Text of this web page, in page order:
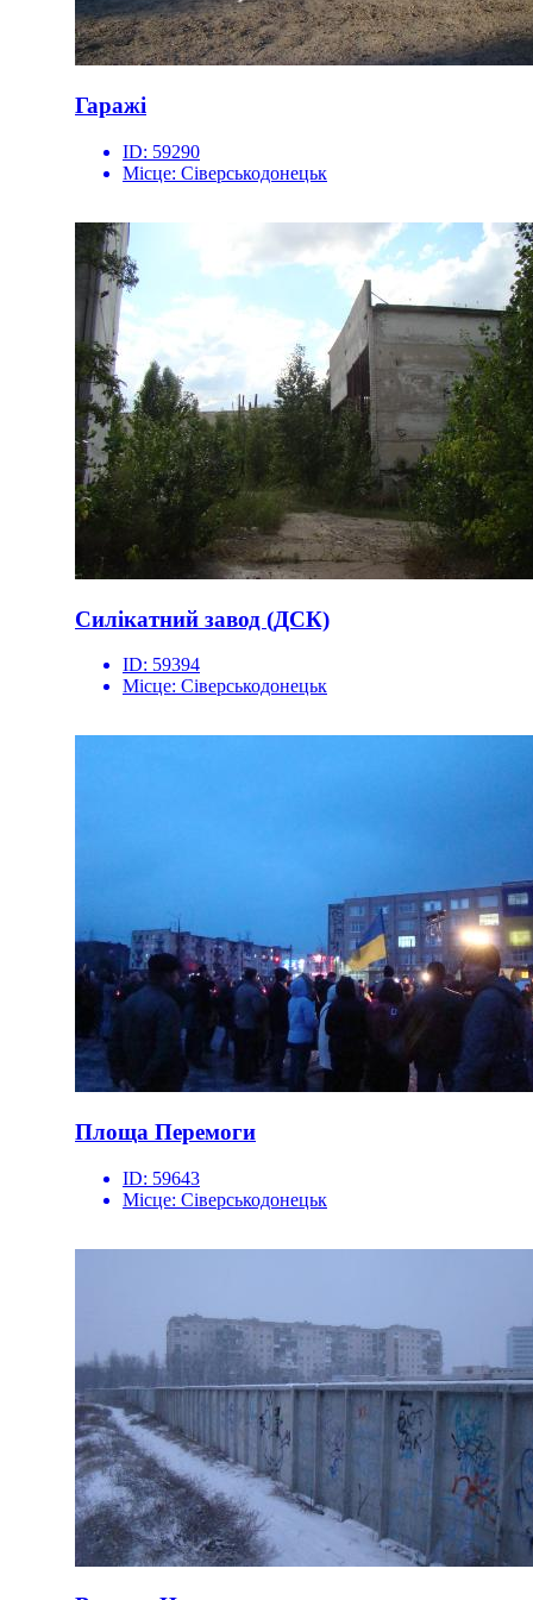
Гаражі
ID: 59290
Місце: Сіверськодонецьк
Силікатний завод (ДСК)
ID: 59394
Місце: Сіверськодонецьк
Площа Перемоги
ID: 59643
Місце: Сіверськодонецьк